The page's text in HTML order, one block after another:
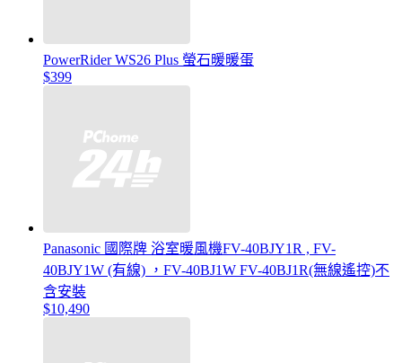
PowerRider WS26 Plus 螢石暖暖蛋
$399
Panasonic 國際牌 浴室暖風機FV-40BJY1R , FV-
40BJY1W (有線) ，FV-40BJ1W FV-40BJ1R(無線遙控)不
含安裝
$10,490